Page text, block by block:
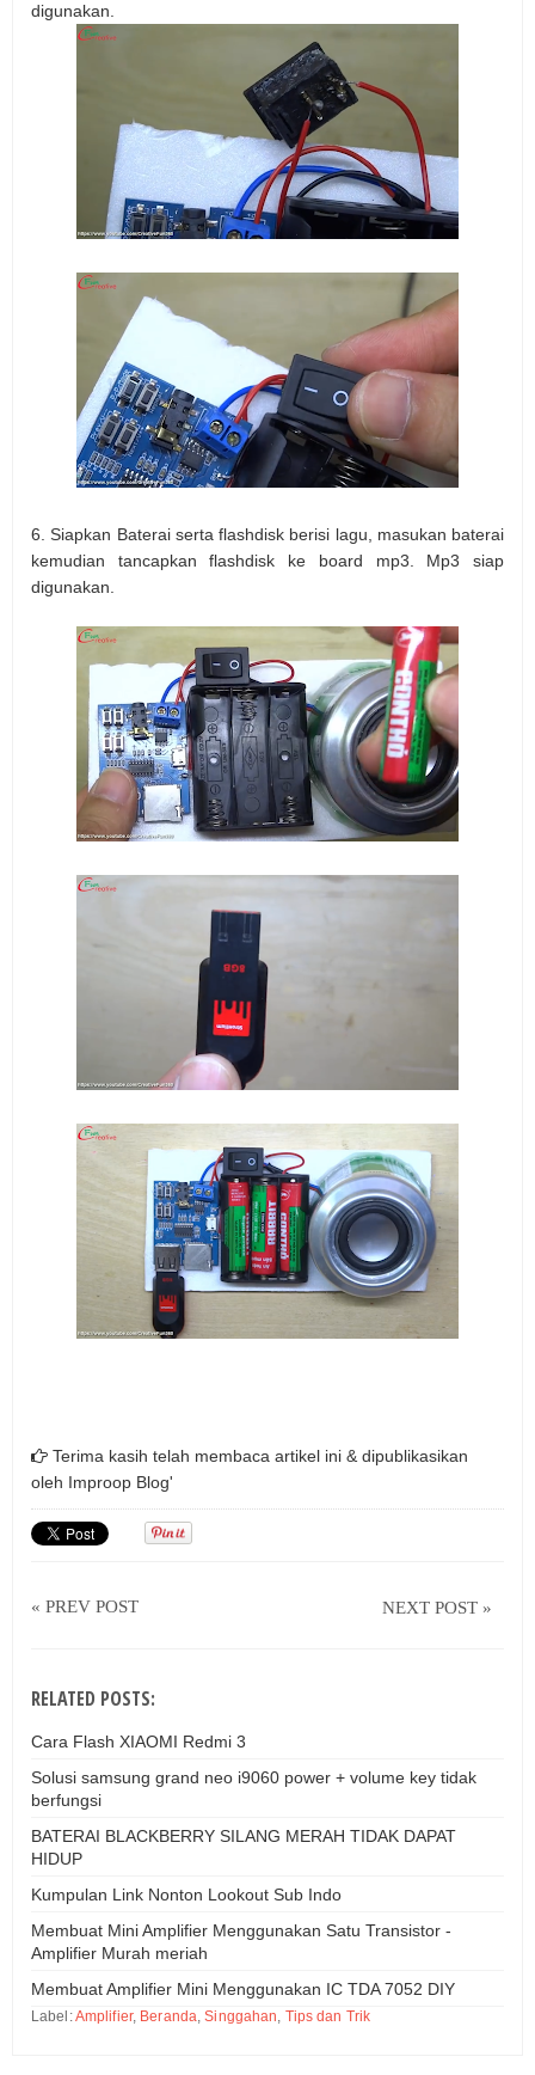
digunakan.
6. Siapkan Baterai serta flashdisk berisi lagu, masukan baterai
kemudian tancapkan flashdisk ke board mp3. Mp3 siap
digunakan.
Terima kasih telah membaca artikel ini & dipublikasikan
oleh Improop Blog'
« PREV POST NEXT POST »
RELATED POSTS:
Cara Flash XIAOMI Redmi 3
Solusi samsung grand neo i9060 power + volume key tidak
berfungsi
BATERAI BLACKBERRY SILANG MERAH TIDAK DAPAT
HIDUP
Kumpulan Link Nonton Lookout Sub Indo
Membuat Mini Amplifier Menggunakan Satu Transistor -
Amplifier Murah meriah
Membuat Amplifier Mini Menggunakan IC TDA 7052 DIY
Label:Amplifier, Beranda ,Singgahan Tips dan Trik